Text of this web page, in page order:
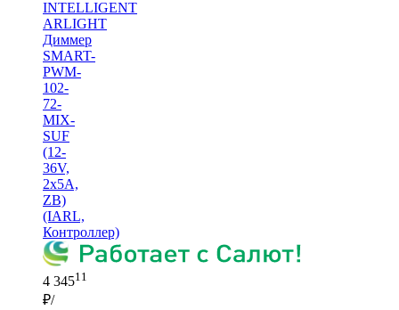
INTELLIGENT
ARLIGHT
Диммер
SMART-
PWM-
102-
72-
MIX-
SUF
(12-
36V,
2x5A,
ZB)
(IARL,
Контроллер)
4 34511
₽/